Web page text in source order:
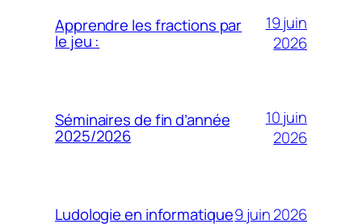
Apprendre les fractions par
le jeu :
19 juin
2026
Séminaires de fin d’année
2025/2026
10 juin
2026
Ludologie en informatique9 juin 2026